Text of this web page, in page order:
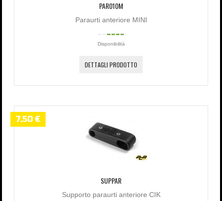
PAR010M
Paraurti anteriore MINI
Disponibilità
DETTAGLI PRODOTTO
7,50 €
SUPPAR
Supporto paraurti anteriore CIK